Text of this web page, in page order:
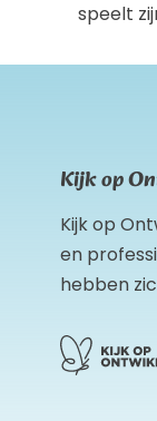
speelt
Kijk op
Kijk op
en
hebben